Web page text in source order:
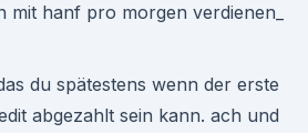
du spätestens wenn der erste
abgezahlt sein kann. ach und